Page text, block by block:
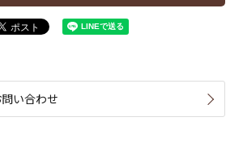
い合わせ